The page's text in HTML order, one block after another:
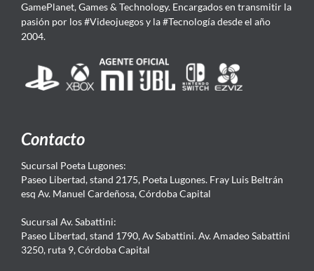
GamePlanet, Games & Technology. Encargados en transmitir la
pasión por los #Videojuegos y la #Tecnología desde el año
2004.
Contacto
Sucursal Poeta Lugones:
Paseo Libertad, stand 2175, Poeta Lugones. Fray Luis Beltrán
esq Av. Manuel Cardeñosa, Córdoba Capital
Sucursal Av. Sabattini:
Paseo Libertad, stand 1790, Av Sabattini. Av. Amadeo Sabattini
3250, ruta 9, Córdoba Capital